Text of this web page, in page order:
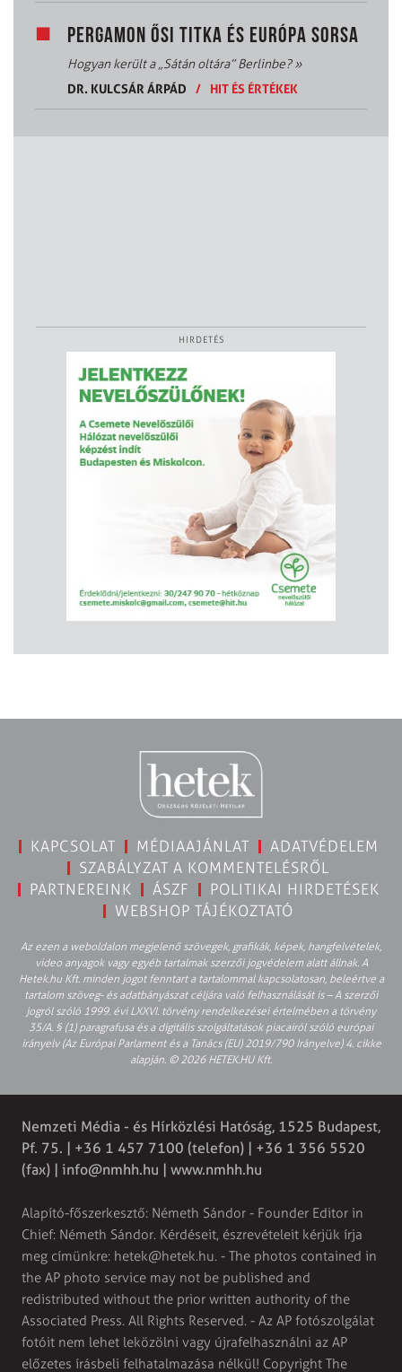
PERGAMON ŐSI TITKA ÉS EURÓPA SORSA
Hogyan került a „Sátán oltára” Berlinbe?»
DR. KULCSÁR ÁRPÁD
/ HIT ÉS ÉRTÉKEK
HIRDETÉS
KAPCSOLAT MÉDIAAJÁNLAT
ADATVÉDELEM
SZABÁLYZAT A KOMMENTELÉSRŐL
PARTNEREINK
ÁSZF
POLITIKAI HIRDETÉSEK
WEBSHOP TÁJÉKOZTATÓ
Az ezen a weboldalon megjelenő szövegek, grafikák, képek, hangfelvételek,
video anyagok vagy egyéb tartalmak szerzői jogvédelem alatt állnak. A
Hetek.hu Kft. minden jogot fenntart a tartalommal kapcsolatosan, beleértve a
tartalom szöveg- és adatbányászat céljára való felhasználását is – A szerzői
jogról szóló 1999. évi LXXVI. törvény rendelkezései értelmében a törvény
35/A. § (1) paragrafusa és a digitális szolgáltatások piacairól szóló európai
irányelv (Az Európai Parlament és a Tanács (EU) 2019/790 Irányelve) 4. cikke
alapján. © 2026 HETEK.HU Kft.
Nemzeti Média - és Hírközlési Hatóság, 1525 Budapest,
Pf. 75. | +36 1 457 7100 (telefon) | +36 1 356 5520
(fax) | info@nmhh.hu | www.nmhh.hu
Alapító-főszerkesztő: Németh Sándor - Founder Editor in
Chief: Németh Sándor. Kérdéseit, észrevételeit kérjük írja
meg címünkre: hetek@hetek.hu. - The photos contained in
the AP photo service may not be published and
redistributed without the prior written authority of the
Associated Press. All Rights Reserved. - Az AP fotószolgálat
fotóit nem lehet leközölni vagy újrafelhasználni az AP
előzetes írásbeli felhatalmazása nélkül! Copyright The